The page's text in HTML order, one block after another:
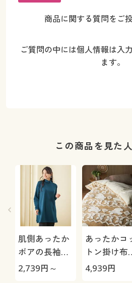
商品に関する質問をご
ご質問の中には個人情報は入
ます。
この商品を見た
肌側あったか
ボアの長袖チ
ュニック/軽や
2,739円～
あったかコ
トン掛け布
カバー(綿ベ
4,939円